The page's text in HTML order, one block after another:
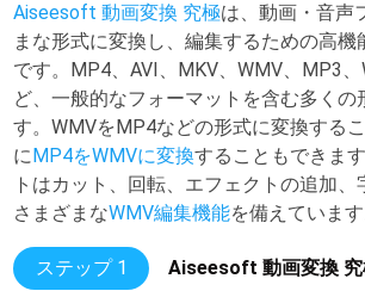
Aiseesoft 動画変換 究極は、動画・音声
まな形式に変換し、編集するための高機
です。MP4、AVI、MKV、WMV、MP3、
ど、一般的なフォーマットを含む多くの
す。WMVをMP4などの形式に変換する
にMP4をWMVに変換することもできま
トはカット、回転、エフェクトの追加、
さまざまなWMV編集機能を備えています
ステップ 1
Aiseesoft 動画変換